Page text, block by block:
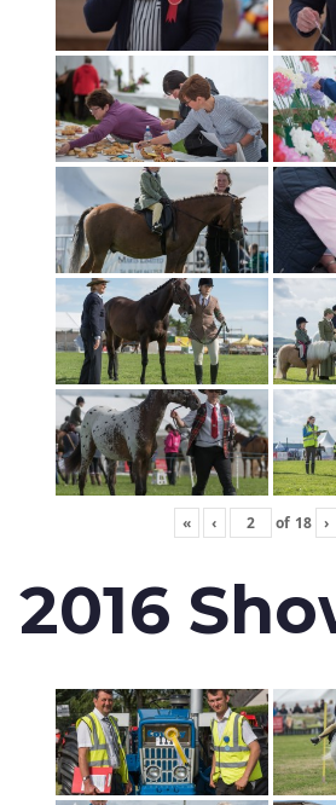
« ‹ of 18 ›
2016